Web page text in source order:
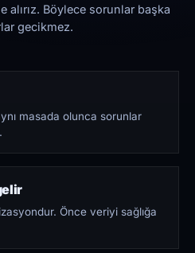
alırız. Böylece sorunlar başka
gecikmez.
masada olunca sorunlar
Önce veriyi sağlığa